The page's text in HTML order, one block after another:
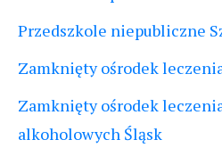
Przedszkole niepubliczne
Zamknięty ośrodek
Zamknięty ośrodek
alkoholowych Śląsk